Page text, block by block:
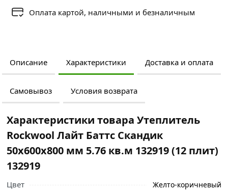
Оплата картой, наличными и безналичным
Описание Характеристики Доставка и оплата
Самовывоз Условия возврата
Характеристики товара Утеплитель
Rockwool Лайт Баттс Скандик
50х600х800 мм 5.76 кв.м 132919 (12 плит)
132919
Цвет Желто-коричневый